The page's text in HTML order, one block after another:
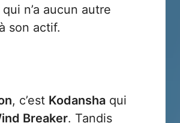
qui n’a aucun autre
son actif.
, c’est Kodansha qui
Breaker. Tandis